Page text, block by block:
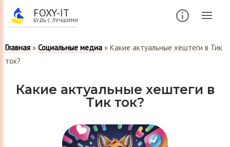
FOXY-IT
БУДЬ С ЛУЧШИМИ
Главная » Социальные медиа » Какие актуальные хештеги в Тик
ток?
Какие актуальные хештеги в
Тик ток?